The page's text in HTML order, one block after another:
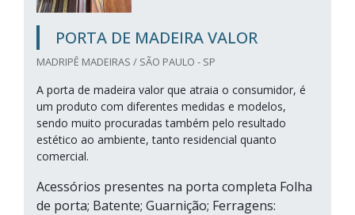
PORTA DE MADEIRA VALOR
MADRIPÊ MADEIRAS / SÃO PAULO - SP
A porta de madeira valor que atraia o consumidor, é
um produto com diferentes medidas e modelos,
sendo muito procuradas também pelo resultado
estético ao ambiente, tanto residencial quanto
comercial.
Acessórios presentes na porta completa Folha
de porta; Batente; Guarnição; Ferragens: